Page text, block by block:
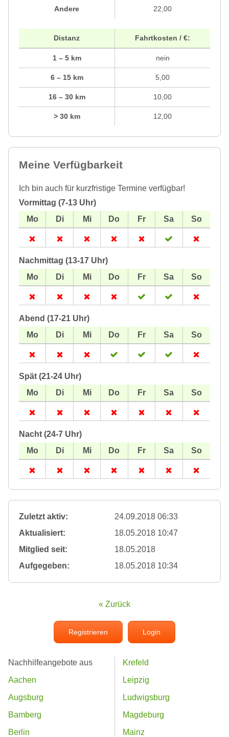
Andere 22,00
Distanz
1 – 5 km
6 – 15 km
16 – 30 km
> 30 km
Fahrtkosten / €:
nein
5,00
10,00
12,00
Meine Verfügbarkeit
Ich bin auch für kurzfristige Termine verfügbar!
Vormittag (7-13 Uhr)
Nachmittag (13-17 Uhr)
Abend (17-21 Uhr)
Spät (21-24 Uhr)
Nacht (24-7 Uhr)
Zuletzt aktiv:
24.09.2018 06:33
Aktualisiert:
18.05.2018 10:47
Mitglied seit:
18.05.2018
Aufgegeben:
18.05.2018 10:34
« Zurück
Registrieren Login
Nachhilfeangebote aus
Aachen
Augsburg
Bamberg
Berlin
Krefeld
Leipzig
Ludwigsburg
Magdeburg
Mainz